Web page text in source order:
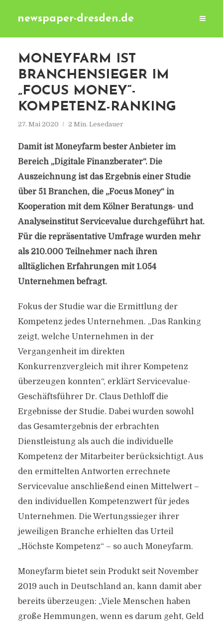
newspaper-dresden.de
MONEYFARM IST
BRANCHENSIEGER IM
„FOCUS MONEY“-
KOMPETENZ-RANKING
27. Mai 2020 2 Min. Lesedauer
Damit ist Moneyfarm bester Anbieter im
Bereich „Digitale Finanzberater“. Die
Auszeichnung ist das Ergebnis einer Studie
über 51 Branchen, die „Focus Money“ in
Kooperation mit dem Kölner Beratungs- und
Analyseinstitut Servicevalue durchgeführt hat.
Für die repräsentative Umfrage wurden mehr
als 210.000 Teilnehmer nach ihren
alltäglichen Erfahrungen mit 1.054
Unternehmen befragt.
Fokus der Studie war die Ermittlung der
Kompetenz jedes Unternehmen. „Das Ranking
zeigt, welche Unternehmen in der
Vergangenheit im direkten
Konkurrenzvergleich mit ihrer Kompetenz
überzeugen konnten“, erklärt Servicevalue-
Geschäftsführer Dr. Claus Dethloff die
Ergebnisse der Studie. Dabei wurden sowohl
das Gesamtergebnis der erbrachten
Dienstleistung als auch die individuelle
Kompetenz der Mitarbeiter berücksichtigt. Aus
den ermittelten Antworten errechnete
Servicevalue anschließend einen Mittelwert –
den individuellen Kompetenzwert für jedes
Unternehmen. Die Wertungssieger ihrer
jeweiligen Branche erhielten das Urteil
„Höchste Kompetenz“ – so auch Moneyfarm.
Moneyfarm bietet sein Produkt seit November
2019 auch in Deutschland an, kann damit aber
bereits überzeugen: „Viele Menschen haben
große Hemmungen, wenn es darum geht, Geld